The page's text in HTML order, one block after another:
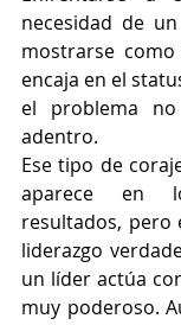
necesidad de
mostrarse
encaja en el
el problema
adentro.
Ese tipo de
aparece en
resultados, pero
liderazgo
un líder actúa
muy poderoso.